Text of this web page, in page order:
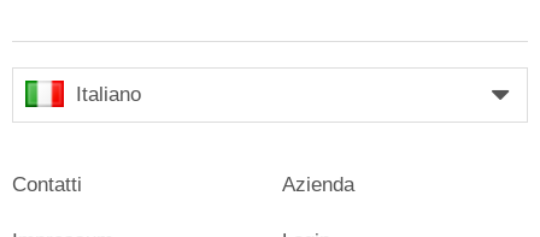
Italiano
Contatti Azienda